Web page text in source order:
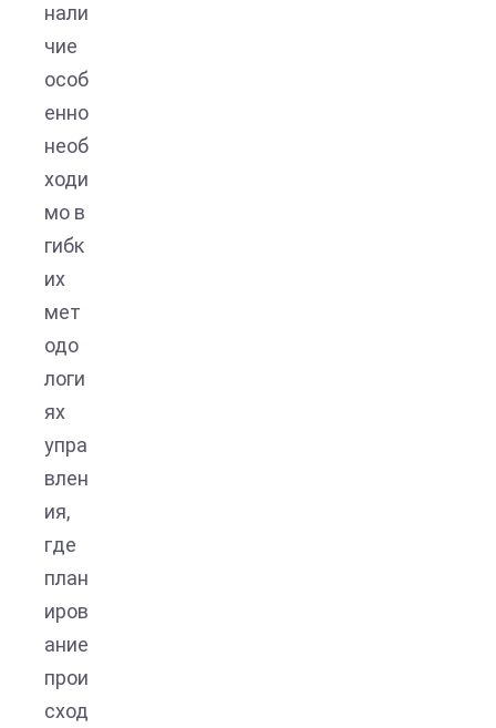
нали
чие
особ
енно
необ
ходи
мо в
гибк
их
мет
одо
логи
ях
упра
влен
ия,
где
план
иров
ание
прои
сход